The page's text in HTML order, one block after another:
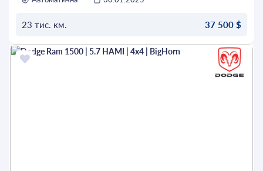
Авто своє, покупалось для себе з США з мінімальним
пошкоджена НЕ була. Безпека уся ціла, не стріляла.
проект, зроблен дуже якісно і виглядає просто БОМБА)))
Салон комплектації Limited. Світлодіодна оптика,
акустика Harman Kardon і багато іншого. Машина
знаходится в Запоріжжі. З усіх питань-звертайтеся,
23 тис. км. 37 500 $
ОСТАВИТЬ ЗАЯВКУ